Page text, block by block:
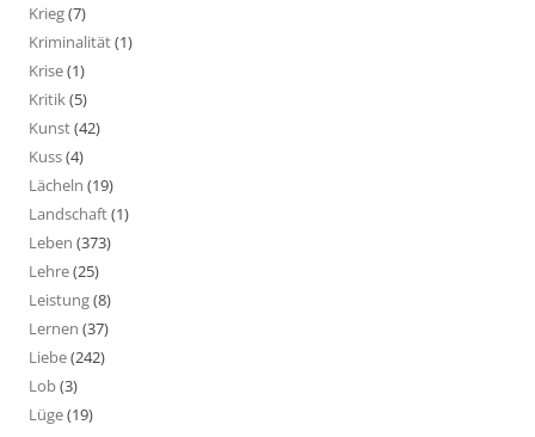
Krieg(7)
Kriminalität(1)
Krise(1)
Kritik(5)
Kunst(42)
Kuss(4)
Lächeln (19)
Landschaft(1)
Leben (373)
Lehre(25)
Leistung(8)
Lernen (37)
Liebe(242)
Lob(3)
Lüge(19)